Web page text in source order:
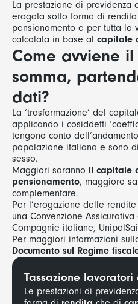
La prestazione di previdenza
erogata sotto forma di
pensionamento e per tutta la
calcolata in base al capitale
Come avviene
somma,
dati?
La ‘trasformazione’ del
applicando i cosiddetti
tengono conto
popolazione italiana e sono
sesso.
Maggiori saranno il capitale
pensionamento, maggiore
complementare.
Per l’erogazione delle
una Convenzione
Compagnie italiane,
Per maggiori informazioni
Documento sul Regime
Tassazione lavoratori
Le prestazioni di